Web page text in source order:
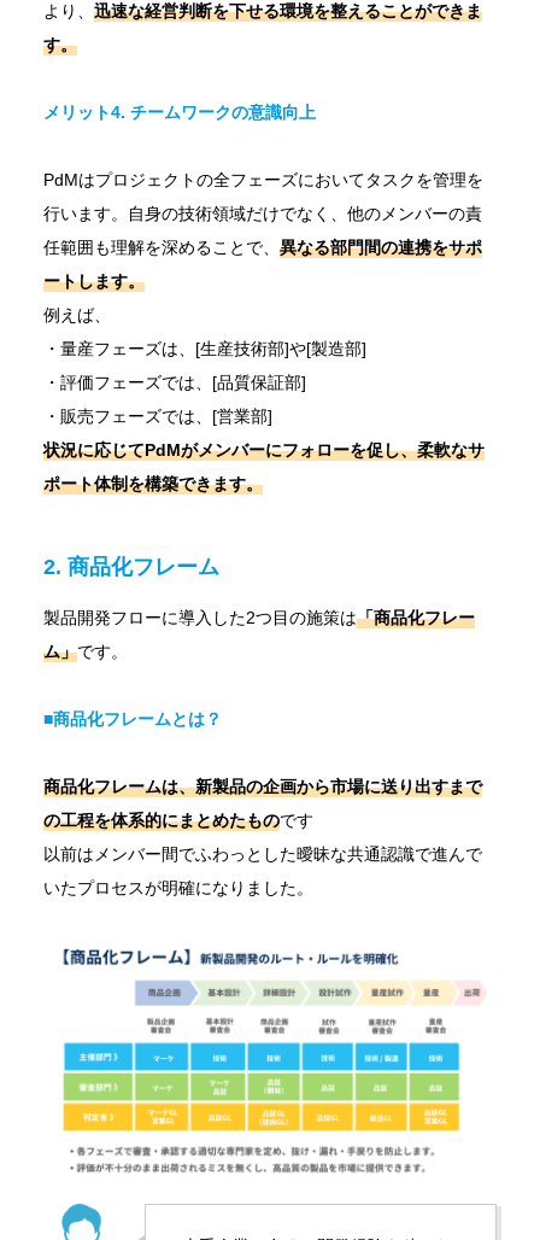
より、 迅速な経営判断を下せる環境を整えることができま
す。
メリット4. チームワークの意識向上
PdMはプロジェクトの全フェーズにおいてタスクを管理を
行います。自身の技術領域だけでなく、他のメンバーの責
任範囲も理解を深めることで、 異なる部門間の連携をサポ
ートします。
例えば、
・量産フェーズは、[生産技術部]や[製造部]
・評価フェーズでは、[品質保証部]
・販売フェーズでは、[営業部]
状況に応じてPdMがメンバーにフォローを促し、柔軟なサ
ポート体制を構築できます。
2. 商品化フレーム
製品開発フローに導入した2つ目の施策は「商品化フレー
ム」です。
■商品化フレームとは？
商品化フレームは、新製品の企画から市場に送り出すまで
の工程を体系的にまとめたものです
以前はメンバー間でふわっとした曖昧な共通認識で進んで
いたプロセスが明確になりました。